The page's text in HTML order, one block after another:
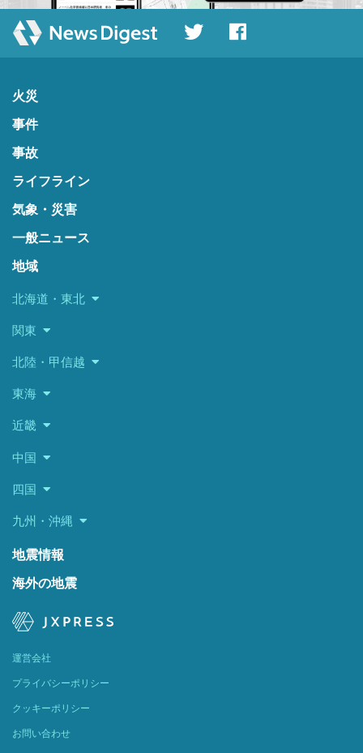
火災
事件
事故
ライフライン
気象・災害
一般ニュース
地域
北海道・東北
関東
北陸・甲信越
東海
近畿
中国
四国
九州・沖縄
地震情報
海外の地震
運営会社
プライバシーポリシー
クッキーポリシー
お問い合わせ